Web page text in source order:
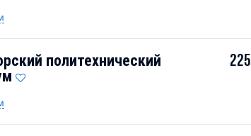
политехнический
225